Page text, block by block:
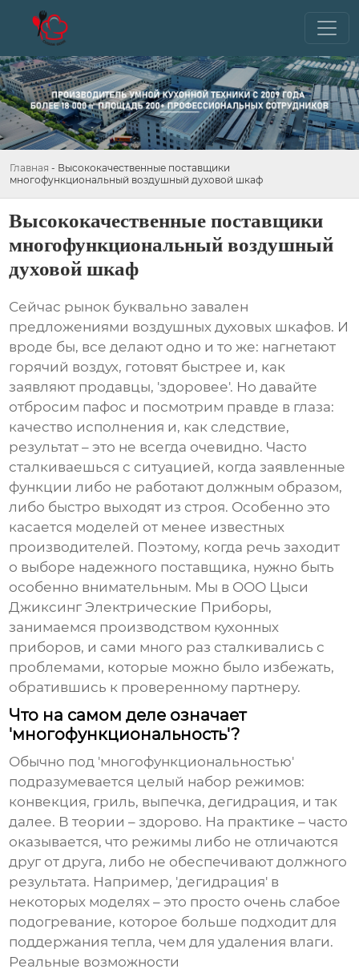
Главная - Высококачественные поставщики
многофункциональный воздушный духовой шкаф
Высококачественные поставщики
многофункциональный воздушный
духовой шкаф
Сейчас рынок буквально завален
предложениями воздушных духовых шкафов. И
вроде бы, все делают одно и то же: нагнетают
горячий воздух, готовят быстрее и, как
заявляют продавцы, 'здоровее'. Но давайте
отбросим пафос и посмотрим правде в глаза:
качество исполнения и, как следствие,
результат – это не всегда очевидно. Часто
сталкиваешься с ситуацией, когда заявленные
функции либо не работают должным образом,
либо быстро выходят из строя. Особенно это
касается моделей от менее известных
производителей. Поэтому, когда речь заходит
о выборе надежного поставщика, нужно быть
особенно внимательным. Мы в ООО Цыси
Джиксинг Электрические Приборы,
занимаемся производством кухонных
приборов, и сами много раз сталкивались с
проблемами, которые можно было избежать,
обратившись к проверенному партнеру.
Что на самом деле означает
'многофункциональность'?
Обычно под 'многофункциональностью'
подразумевается целый набор режимов:
конвекция, гриль, выпечка, дегидрация, и так
далее. В теории – здорово. На практике – часто
оказывается, что режимы либо не отличаются
друг от друга, либо не обеспечивают должного
результата. Например, 'дегидрация' в
некоторых моделях – это просто очень слабое
подогревание, которое больше подходит для
поддержания тепла, чем для удаления влаги.
Реальные возможности